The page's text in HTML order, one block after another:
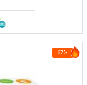
67%